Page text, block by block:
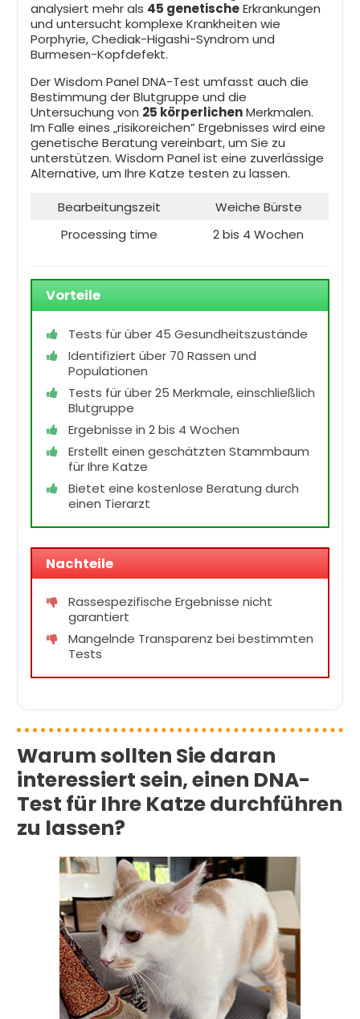
analysiert mehr als 45 genetischeErkrankungen
und untersucht komplexe Krankheiten wie
Porphyrie, Chediak-Higashi-Syndrom und
Burmesen-Kopfdefekt.
Der Wisdom Panel DNA-Test umfasst auch die
Bestimmung der Blutgruppe und die
Untersuchung von 25 körperlichenMerkmalen.
Im Falle eines „risikoreichen” Ergebnisses wird eine
genetische Beratung vereinbart, um Sie zu
unterstützen. Wisdom Panel ist eine zuverlässige
Alternative, um Ihre Katze testen zu lassen.
Bearbeitungszeit
Weiche Bürste
Processing time
2 bis 4 Wochen
Vorteile
Tests für über 45 Gesundheitszustände
Identifiziert über 70 Rassen und
Populationen
Tests für über 25 Merkmale, einschließlich
Blutgruppe
Ergebnisse in 2 bis 4 Wochen
Erstellt einen geschätzten Stammbaum
für Ihre Katze
Bietet eine kostenlose Beratung durch
einen Tierarzt
Nachteile
Rassespezifische Ergebnisse nicht
garantiert
Mangelnde Transparenz bei bestimmten
Tests
Warum sollten Sie daran
interessiert sein, einen DNA-
Test für Ihre Katze durchführen
zu lassen?